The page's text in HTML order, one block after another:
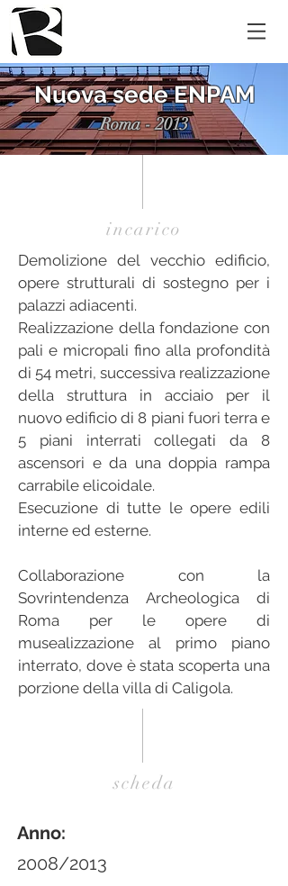
Nuova sede ENPAM
Roma - 2013
incarico
Demolizione del vecchio edificio,
opere strutturali di sostegno per i
palazzi adiacenti.
Realizzazione della fondazione con
pali e micropali fino alla profondità
di 54 metri, successiva realizzazione
della struttura in acciaio per il
nuovo edificio di 8 piani fuori terra e
5 piani interrati collegati da 8
ascensori e da una doppia rampa
carrabile elicoidale.
Esecuzione di tutte le opere edili
interne ed esterne.
Collaborazione con la
Sovrintendenza Archeologica di
Roma per le opere di
musealizzazione al primo piano
interrato, dove è stata scoperta una
porzione della villa di Caligola.
scheda
Anno:
2008/2013